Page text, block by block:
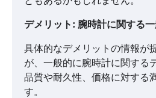
デメリット: 腕時計に関する
具体的なデメリットの情報が
が、一般的に腕時計に関する
品質や耐久性、価格に対する
す。